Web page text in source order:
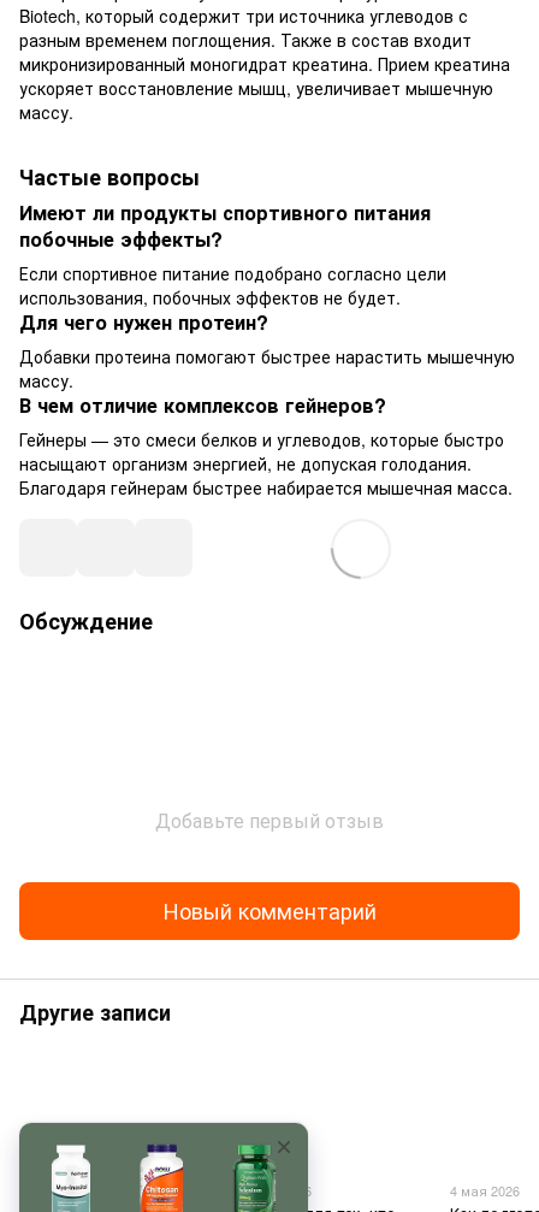
Biotech, который содержит три источника углеводов с
разным временем поглощения. Также в состав входит
микронизированный моногидрат креатина. Прием креатина
ускоряет восстановление мышц, увеличивает мышечную
массу.
Частые вопросы
Имеют ли продукты спортивного питания
побочные эффекты?
Если спортивное питание подобрано согласно цели
использования, побочных эффектов не будет.
Для чего нужен протеин?
Добавки протеина помогают быстрее нарастить мышечную
массу.
В чем отличие комплексов гейнеров?
Гейнеры — это смеси белков и углеводов, которые быстро
насыщают организм энергией, не допуская голодания.
Благодаря гейнерам быстрее набирается мышечная масса.
Обсуждение
Добавьте первый отзыв
Новый комментарий
Другие записи
3 июля 2026 10 мая 2026 4 мая 2026